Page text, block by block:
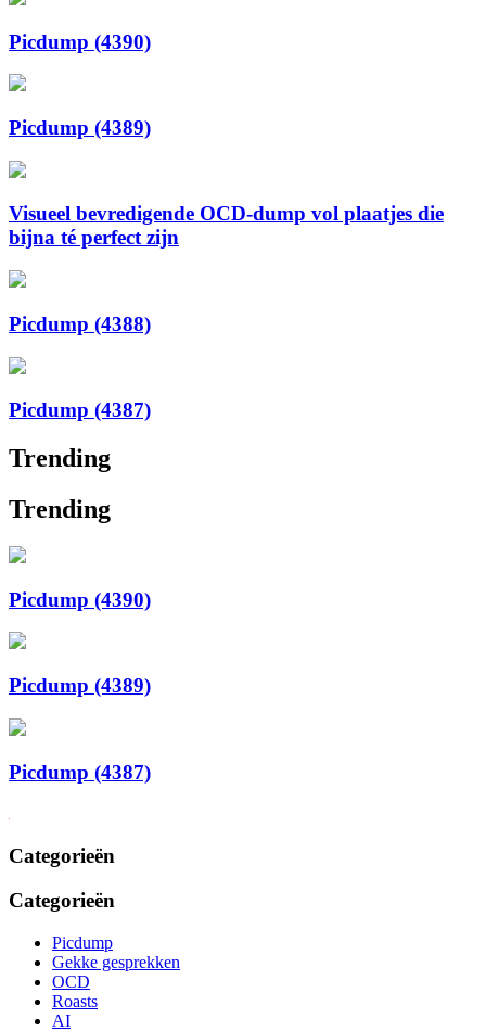
Picdump (4390)
Picdump (4389)
Visueel bevredigende OCD-dump vol plaatjes die
bijna té perfect zijn
Picdump (4388)
Picdump (4387)
Trending
Trending
Picdump (4390)
Picdump (4389)
Picdump (4387)
Categorieën
Categorieën
Picdump
Gekke gesprekken
OCD
Roasts
AI